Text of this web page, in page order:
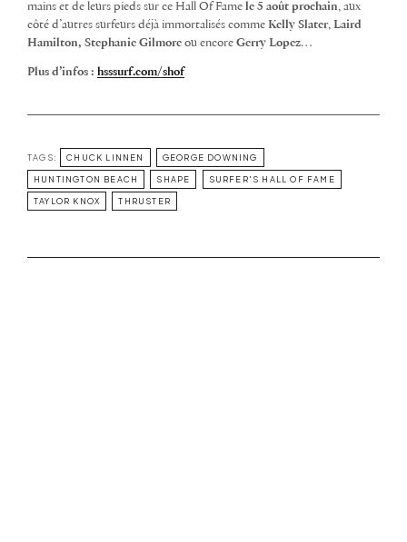
mains et de leurs pieds sur ce Hall Of Fame le 5 août prochain, aux
côté d’autres surfeurs déjà immortalisés comme Kelly Slater, Laird
Hamilton, Stephanie Gilmore ou encore Gerry Lopez…
Plus d’infos : hsssurf.com/shof
TAGS: CHUCK LINNEN GEORGE DOWNING
HUNTINGTON BEACH SHAPE SURFER'S HALL OF FAME
TAYLOR KNOX THRUSTER